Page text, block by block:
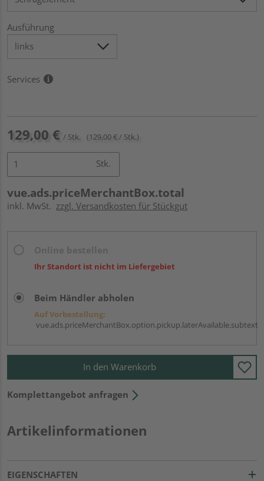
Ausführung
Services
129,00 € / Stk. (129,00 € / Stk.)
Stk.
vue.ads.priceMerchantBox.total
inkl. MwSt. zzgl. Versandkosten für Stückgut
Ihr Standort ist nicht im Liefergebiet
Beim Händler abholen
Auf Vorbestellung:
vue.ads.priceMerchantBox.option.pickup.laterAvailable.subtext
In den Warenkorb
Komplettangebot anfragen
Artikelinformationen
EIGENSCHAFTEN